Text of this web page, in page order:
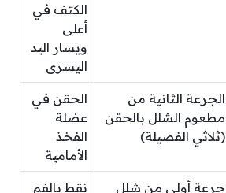
الكتف في
أعلى
ويسار اليد
اليسرى
الجرعة الثانية من
مطعوم الشلل بالحقن
(ثلاثي الفصيلة)
الحقن في
عضلة
الفخذ
الأمامية
جرعة أولى من شلل
نقط بالفم